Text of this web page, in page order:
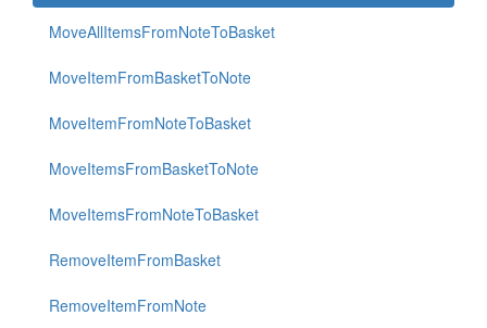
MoveAllItemsFromNoteToBasket
MoveItemFromBasketToNote
MoveItemFromNoteToBasket
MoveItemsFromBasketToNote
MoveItemsFromNoteToBasket
RemoveItemFromBasket
RemoveItemFromNote